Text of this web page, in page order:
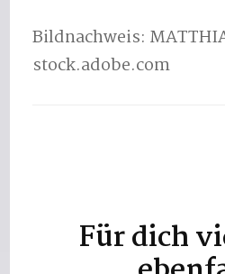
Bildnachweis:
stock.adobe.com
Beitragsnavigation
Für dich